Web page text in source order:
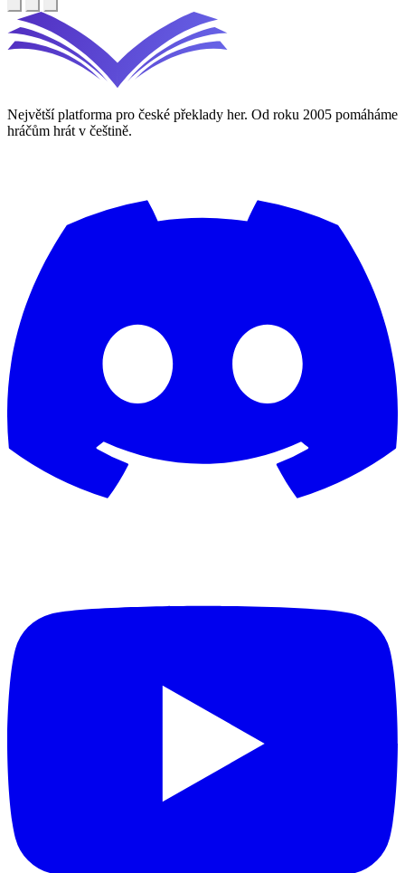
Největší platforma pro české překlady her. Od roku 2005 pomáháme
hráčům hrát v češtině.